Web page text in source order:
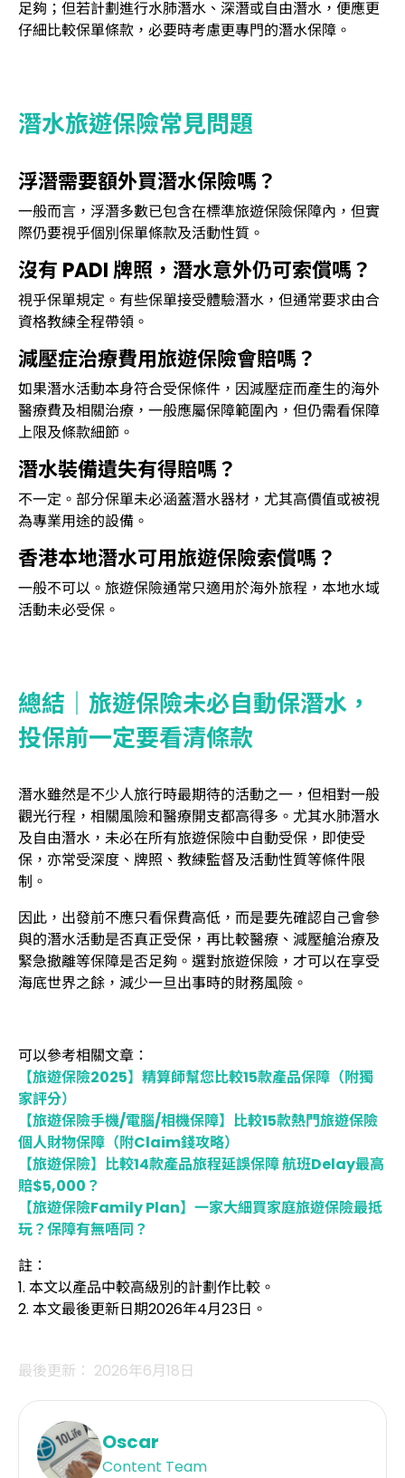
足夠；但若計劃進行水肺潛水、深潛或自由潛水，便應更
仔細比較保單條款，必要時考慮更專門的潛水保障。
潛水旅遊保險常見問題
浮潛需要額外買潛水保險嗎？
一般而言，浮潛多數已包含在標準旅遊保險保障內，但實
際仍要視乎個別保單條款及活動性質。
沒有 PADI 牌照，潛水意外仍可索償嗎？
視乎保單規定。有些保單接受體驗潛水，但通常要求由合
資格教練全程帶領。
減壓症治療費用旅遊保險會賠嗎？
如果潛水活動本身符合受保條件，因減壓症而產生的海外
醫療費及相關治療，一般應屬保障範圍內，但仍需看保障
上限及條款細節。
潛水裝備遺失有得賠嗎？
不一定。部分保單未必涵蓋潛水器材，尤其高價值或被視
為專業用途的設備。
香港本地潛水可用旅遊保險索償嗎？
一般不可以。旅遊保險通常只適用於海外旅程，本地水域
活動未必受保。
總結｜旅遊保險未必自動保潛水，
投保前一定要看清條款
潛水雖然是不少人旅行時最期待的活動之一，但相對一般
觀光行程，相關風險和醫療開支都高得多。尤其水肺潛水
及自由潛水，未必在所有旅遊保險中自動受保，即使受
保，亦常受深度、牌照、教練監督及活動性質等條件限
制。
因此，出發前不應只看保費高低，而是要先確認自己會參
與的潛水活動是否真正受保，再比較醫療、減壓艙治療及
緊急撤離等保障是否足夠。選對旅遊保險，才可以在享受
海底世界之餘，減少一旦出事時的財務風險。
可以參考相關文章：
【旅遊保險2025】精算師幫您比較15款產品保障（附獨
家評分）
【旅遊保險手機/電腦/相機保障】比較15款熱門旅遊保險
個人財物保障（附Claim錢攻略）
【旅遊保險】比較14款產品旅程延誤保障 航班Delay最高
賠$5,000？
【旅遊保險Family Plan】一家大細買家庭旅遊保險最抵
玩？保障有無唔同？
註：
1. 本文以產品中較高級別的計劃作比較。
2. 本文最後更新日期2026年4月23日。
最後更新： 2026年6月18日
Oscar
Content Team